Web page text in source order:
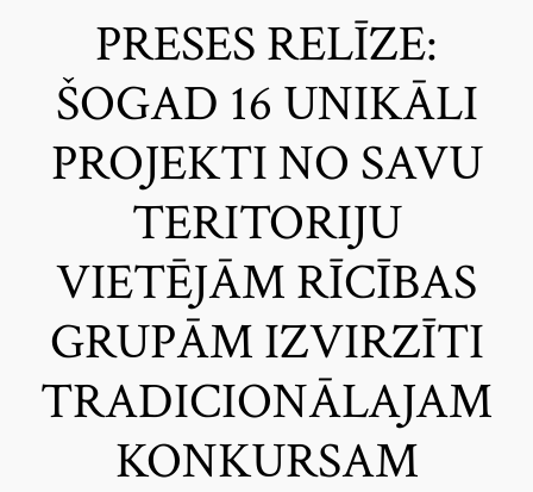
PRESES RELĪZE:
ŠOGAD 16 UNIKĀLI
PROJEKTI NO SAVU
TERITORIJU
VIETĒJĀM RĪCĪBAS
GRUPĀM IZVIRZĪTI
TRADICIONĀLAJAM
KONKURSAM